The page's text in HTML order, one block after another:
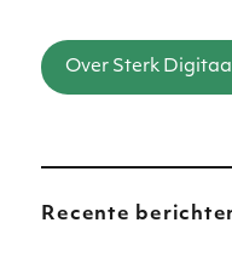
Over Sterk
Recente